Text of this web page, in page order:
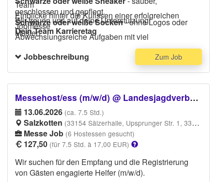
geschlossen und gepflegt.
Schwarze oder weiße Socken- ohne Logos oder
Muster.
Team
Einblicke hinter die Kulissen einer erfolgreichen
Jobmesse
Abwechslungsreiche Aufgaben mit viel
Wir freuen uns auf deine Unterstützung!
Dein Team Karrieretag
Jobbeschreibung Zum Job
Messehost/ess (m/w/d) @ Landesjagdverband NRW - Mitgliederversammlung
13.06.2026 (ca. 7.5 Std.)
Salzkotten (33154 Sälzerhalle, Upsprunger Str. 1, 33154 Salzkotten)
Messe Job (6 Hostessen gesucht)
127,50 (für 7.5 Std. à 17,00 EUR)
Wir suchen für den Empfang und die Registrierung
von Gästen engagierte Helfer (m/w/d).